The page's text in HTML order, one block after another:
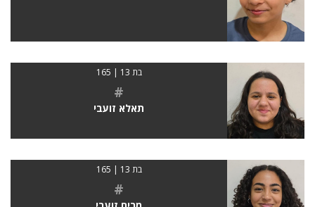
בת 13 | 165
#
תאלא זועבי
בת 13 | 165
#